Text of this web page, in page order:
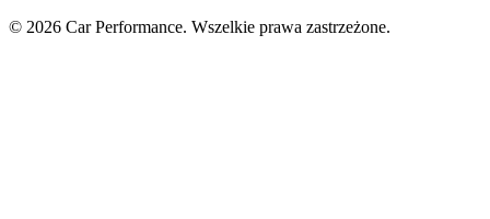
© 2026 Car Performance. Wszelkie prawa zastrzeżone.